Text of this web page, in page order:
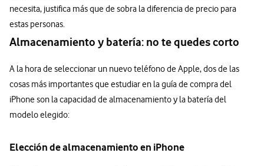
necesita, justifica más que de sobra la diferencia de precio para
estas personas.
Almacenamiento y batería: no te quedes corto
A la hora de seleccionar un nuevo teléfono de Apple, dos de las
cosas más importantes que estudiar en la guía de compra del
iPhone son la capacidad de almacenamiento y la batería del
modelo elegido:
Elección de almacenamiento en iPhone